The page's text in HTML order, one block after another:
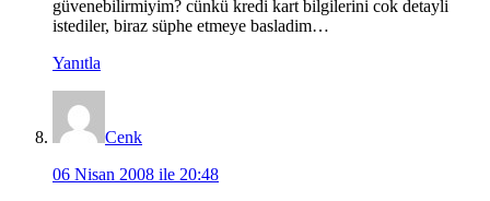
güvenebilirmiyim? cünkü kredi kart bilgilerini cok detayli
istediler, biraz süphe etmeye basladim…
Yanıtla
Cenk
06 Nisan 2008 ile 20:48